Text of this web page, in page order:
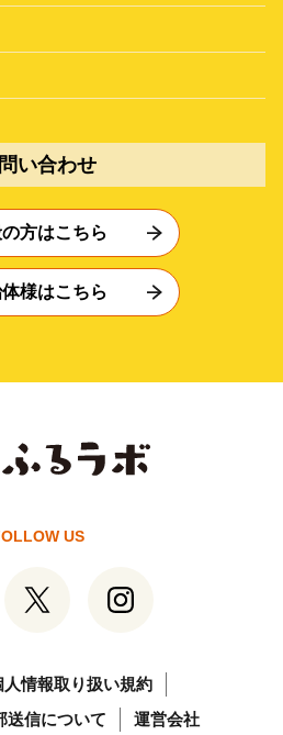
い合わせ
方はこちら
様はこちら
US
人情報取り扱い規約
送信について
運営会社